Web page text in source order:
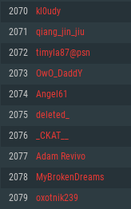
메모리: 4GB
그래픽 카드: DirectX 11 이
GeForce GT 660. 최소 사양
네트워크: 브로드밴드 인터넷
여유 저장 공간: 22.1 GB (최
권장 사양
메모리: 6 GB
그래픽 카드: Metal 을 지원
능을 가지는 Mac 버전의
네트워크: 브로드밴드 인터넷
여유 저장 공간: 22.1 GB (최
권장 사양
메모리: 4 GB
그래픽 카드: Vulkan 을 지
660 (6개월 미만) 혹은 그와
원하는 AMD (6개월 미만;
네트워크: 브로드밴드 인터넷
여유 저장 공간: 22.1 GB (최
권장 사양
운영체제: Ubuntu 20.04
프로세서: Intel Core i7
메모리: 16 GB
2070 kl0udy
2071 qiang_jin_jiu
2072 timyla87@psn
2073 OwO_DaddY
2074 Angel61
2075 deleted_
2076 _CKAT__
2077 Adam Revivo
2078 MyBrokenDreams
2079 oxotnik239